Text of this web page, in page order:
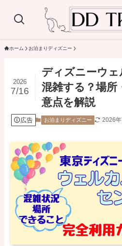
ホーム お泊まりディズニー
ディズニーウ
混雑する？場所
意点を解説
2026
7/16
広告 お泊まりディズニー 2026